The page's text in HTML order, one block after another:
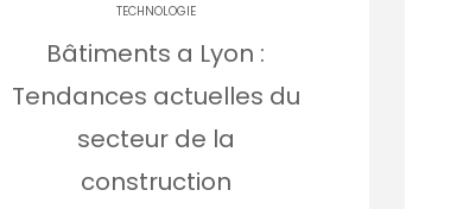
TECHNOLOGIE
Bâtiments a Lyon :
Tendances actuelles du
secteur de la
construction